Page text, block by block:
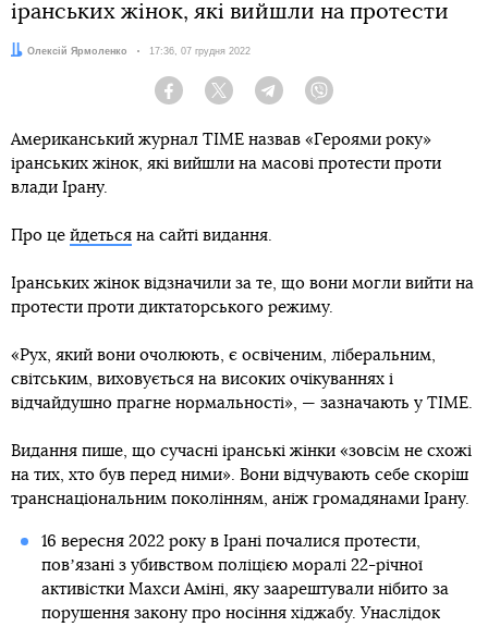
іранських жінок, які вийшли на протести
Автор:
Олексій Ярмоленко Дата:
17:36, 07 грудня 2022
Facebook Twitter Telegram
Американський журнал TIME назвав «Героями року»
іранських жінок, які вийшли на масові протести проти
влади Ірану.
Про це йдеться на сайті видання.
Іранських жінок відзначили за те, що вони могли вийти на
протести проти диктаторського режиму.
«Рух, який вони очолюють, є освіченим, ліберальним,
світським, виховується на високих очікуваннях і
відчайдушно прагне нормальності», — зазначають у TIME.
Видання пише, що сучасні іранські жінки «зовсім не схожі
на тих, хто був перед ними». Вони відчувають себе скоріш
транснаціональним поколінням, аніж громадянами Ірану.
16 вересня 2022 року в Ірані почалися протести,
повʼязані з убивством поліцією моралі 22-річної
активістки Махси Аміні, яку заарештували нібито за
порушення закону про носіння хіджабу. Унаслідок